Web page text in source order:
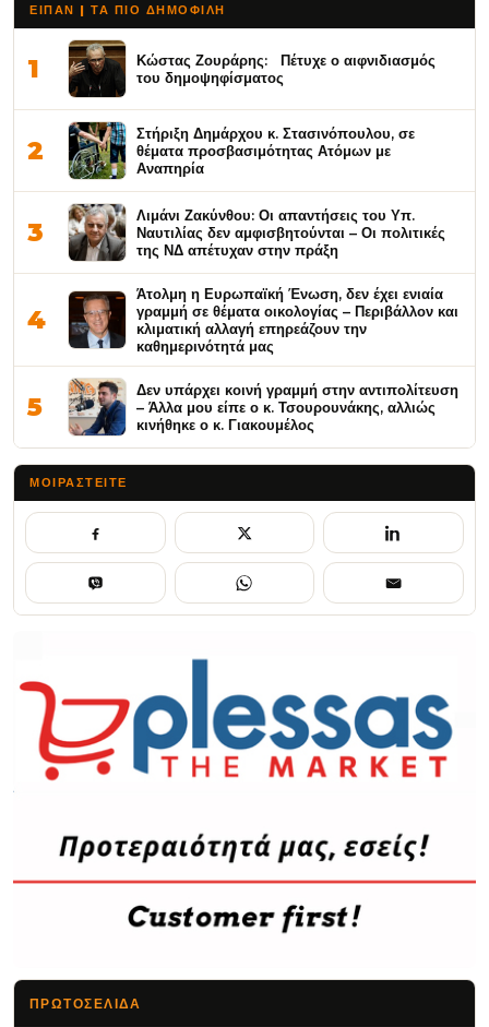
ΕΙΠΑΝ | ΤΑ ΠΙΟ ΔΗΜΟΦΙΛΉ
1
Κώστας Ζουράρης: Πέτυχε ο αιφνιδιασμός
του δημοψηφίσματος
2
Στήριξη Δημάρχου κ. Στασινόπουλου, σε
θέματα προσβασιμότητας Ατόμων με
Αναπηρία
3
Λιμάνι Ζακύνθου: Οι απαντήσεις του Υπ.
Ναυτιλίας δεν αμφισβητούνται – Οι πολιτικές
της ΝΔ απέτυχαν στην πράξη
4
Άτολμη η Ευρωπαϊκή Ένωση, δεν έχει ενιαία
γραμμή σε θέματα οικολογίας – Περιβάλλον και
κλιματική αλλαγή επηρεάζουν την
καθημερινότητά μας
5
Δεν υπάρχει κοινή γραμμή στην αντιπολίτευση
– Άλλα μου είπε ο κ. Τσουρουνάκης, αλλιώς
κινήθηκε ο κ. Γιακουμέλος
ΜΟΙΡΑΣΤΕΊΤΕ
ΠΡΩΤΟΣΈΛΙΔΑ